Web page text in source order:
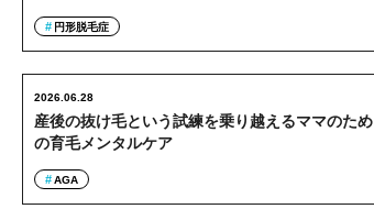
円形脱毛症
産後の抜け毛という試練を乗り越えるママのため
の育毛メンタルケア
2026.06.28
AGA